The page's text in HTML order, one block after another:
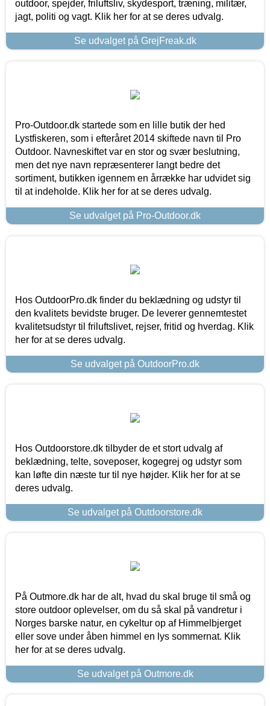
outdoor, spejder, friluftsliv, skydesport, træning, militær,
jagt, politi og vagt. Klik her for at se deres udvalg.
Se udvalget på GrejFreak.dk
Pro-Outdoor.dk startede som en lille butik der hed
Lystfiskeren, som i efteråret 2014 skiftede navn til Pro
Outdoor. Navneskiftet var en stor og svær beslutning,
men det nye navn repræsenterer langt bedre det
sortiment, butikken igennem en årrække har udvidet sig
til at indeholde. Klik her for at se deres udvalg.
Se udvalget på Pro-Outdoor.dk
Hos OutdoorPro.dk finder du beklædning og udstyr til
den kvalitets bevidste bruger. De leverer gennemtestet
kvalitetsudstyr til friluftslivet, rejser, fritid og hverdag. Klik
her for at se deres udvalg.
Se udvalget på OutdoorPro.dk
Hos Outdoorstore.dk tilbyder de et stort udvalg af
beklædning, telte, soveposer, kogegrej og udstyr som
kan løfte din næste tur til nye højder. Klik her for at se
deres udvalg.
Se udvalget på Outdoorstore.dk
På Outmore.dk har de alt, hvad du skal bruge til små og
store outdoor oplevelser, om du så skal på vandretur i
Norges barske natur, en cykeltur op af Himmelbjerget
eller sove under åben himmel en lys sommernat. Klik
her for at se deres udvalg.
Se udvalget på Outmore.dk